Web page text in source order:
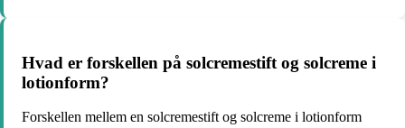
Hvad er forskellen på solcremestift og solcreme i
lotionform?
Forskellen mellem en solcremestift og solcreme i lotionform